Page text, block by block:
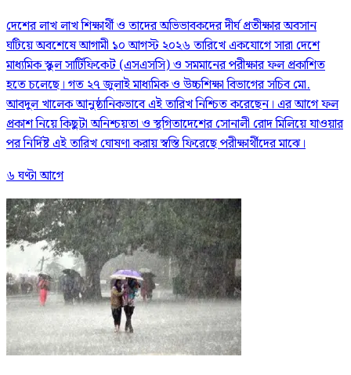
দেশের লাখ লাখ শিক্ষার্থী ও তাদের অভিভাবকদের দীর্ঘ প্রতীক্ষার অবসান
ঘটিয়ে অবশেষে আগামী ১০ আগস্ট ২০২৬ তারিখে একযোগে সারা দেশে
মাধ্যমিক স্কুল সার্টিফিকেট (এসএসসি) ও সমমানের পরীক্ষার ফল প্রকাশিত
হতে চলেছে। গত ২৭ জুলাই মাধ্যমিক ও উচ্চশিক্ষা বিভাগের সচিব মো.
আবদুল খালেক আনুষ্ঠানিকভাবে এই তারিখ নিশ্চিত করেছেন। এর আগে ফল
প্রকাশ নিয়ে কিছুটা অনিশ্চয়তা ও স্থগিতাদেশের সোনালী রোদ মিলিয়ে যাওয়ার
পর নির্দিষ্ট এই তারিখ ঘোষণা করায় স্বস্তি ফিরেছে পরীক্ষার্থীদের মাঝে।
৬ ঘণ্টা আগে